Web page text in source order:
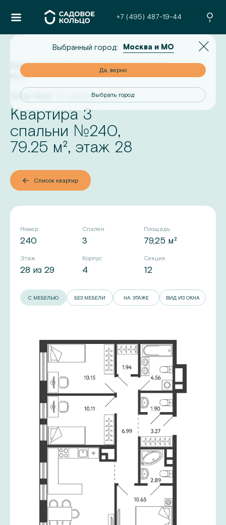
+7 (495) 487-19-44
Главная/Проекты/Terle Park/3-комнатная квартира
240
Terle Park III квартал 2026 г.
Квартира 3
спальни №240,
79.25 м², этаж 28
Список квартир
Номер
240
Спален
3
Площадь
79,25 м²
Этаж
28 из 29
Корпус
4
Секция
12
С МЕБЕЛЬЮ БЕЗ МЕБЕЛИ НА ЭТАЖЕ ВИД ИЗ ОКНА
Выбранный город: Москва и МО
Да, верно
Выбрать город